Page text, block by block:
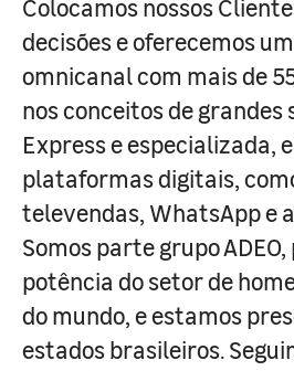
Colocamos nossos
decisões e oferecemos
omnicanal com mais de
nos conceitos de grandes
Express e especializada,
plataformas digitais,
televendas, WhatsApp e
Somos parte grupo
potência do setor de
do mundo, e estamos
estados brasileiros.